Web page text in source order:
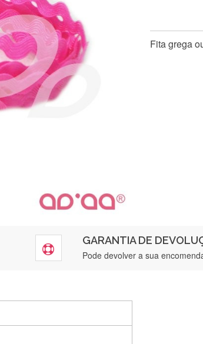
Fita grega
GARANTIA DE
Pode devolver a sua
Encomenda direitinha. Rapidez e segurança.
Gostei ,Serviço bastante rápido.